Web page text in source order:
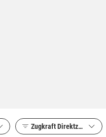
Zugkraft Direktzug LC